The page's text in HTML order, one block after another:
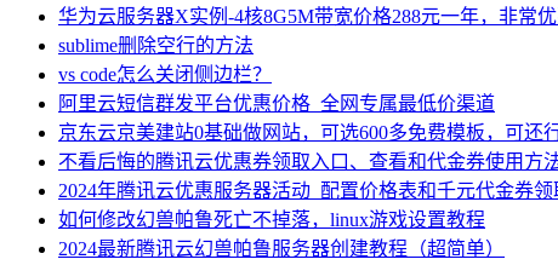
华为云服务器X实例-4核8G5M带宽价格288元一年，非常优
sublime删除空行的方法
vs code怎么关闭侧边栏？
阿里云短信群发平台优惠价格_全网专属最低价渠道
京东云京美建站0基础做网站，可选600多免费模板，可还行
不看后悔的腾讯云优惠券领取入口、查看和代金券使用方
2024年腾讯云优惠服务器活动_配置价格表和千元代金券领
如何修改幻兽帕鲁死亡不掉落，linux游戏设置教程
2024最新腾讯云幻兽帕鲁服务器创建教程（超简单）